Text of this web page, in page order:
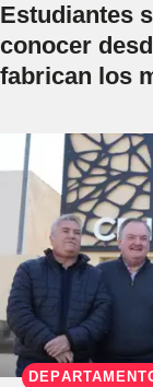
Estudiantes
conocer
fabrican los